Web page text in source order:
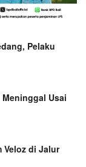
Pelaku
Usai
Veloz di Jalur